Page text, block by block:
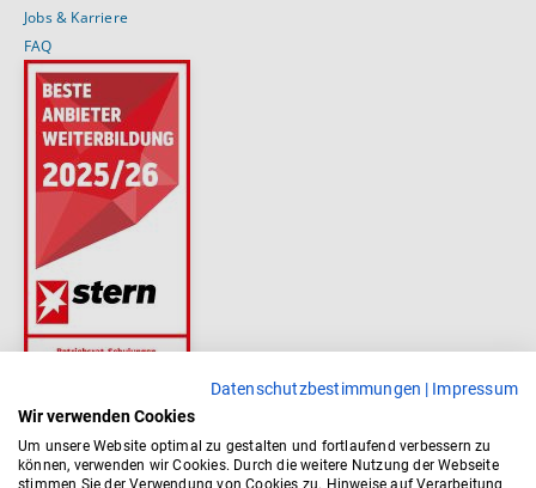
Datenschutzbestimmungen | Impressum
Wir verwenden Cookies
Um unsere Website optimal zu gestalten und fortlaufend verbessern zu
können, verwenden wir Cookies. Durch die weitere Nutzung der Webseite
stimmen Sie der Verwendung von Cookies zu. Hinweise auf Verarbeitung
Jobs & Karriere
FAQ